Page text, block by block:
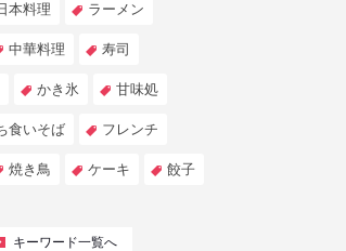
本料理 ラーメン
中華料理 寿司
かき氷 甘味処
食いそば フレンチ
焼き鳥 ケーキ 餃子
キーワード一覧へ